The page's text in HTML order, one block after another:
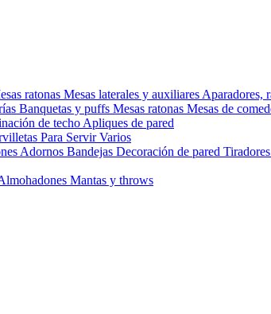
ratonas Mesas laterales y auxiliares Aparadores,
Banquetas y puffs Mesas ratonas Mesas de
de techo Apliques de pared
Para ServirVarios
Adornos Bandejas Decoración de pared
Mantas y throws